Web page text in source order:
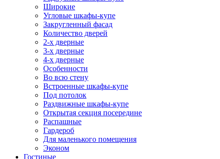
Широкие
Угловые шкафы-купе
Закругленный фасад
Количество дверей
2-х дверные
3-х дверные
4-х дверные
Особенности
Во всю стену
Встроенные шкафы-купе
Под потолок
Раздвижные шкафы-купе
Открытая секция посередине
Распашные
Гардероб
Для маленького помещения
Эконом
Гостиные